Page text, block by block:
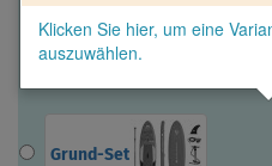
Klicken Sie hier, um eine
auszuwählen.
Grund-Set